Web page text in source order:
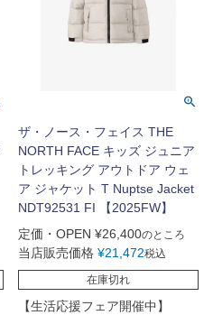
ザ・ノース・フェイス THE
NORTH FACE キッズ ジュニア
トレッキング アウトドア ウェ
ア ジャケット T Nuptse Jacket
NDT92531 FI 【2025FW】
定価・OPEN ¥26,400のところ
当店販売価格 ¥21,472税込
在庫切れ
【生活応援フェア開催中】